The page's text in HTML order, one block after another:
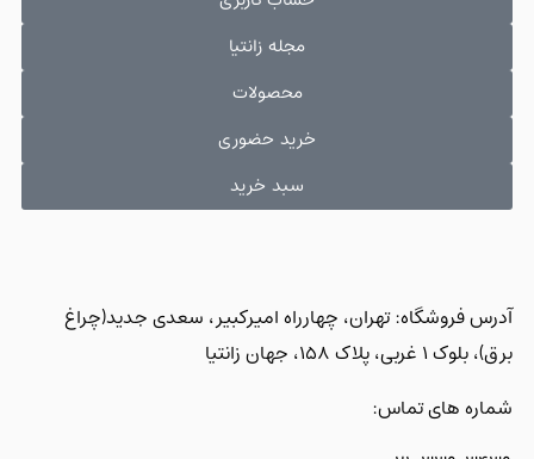
مجله زانتیا
محصولات
خرید حضوری
سبد خرید
آدرس فروشگاه: تهران، چهارراه امیرکبیر، سعدی جدید(چراغ
برق)، بلوک 1 غربی، پلاک 158، جهان زانتیا
شماره های تماس: